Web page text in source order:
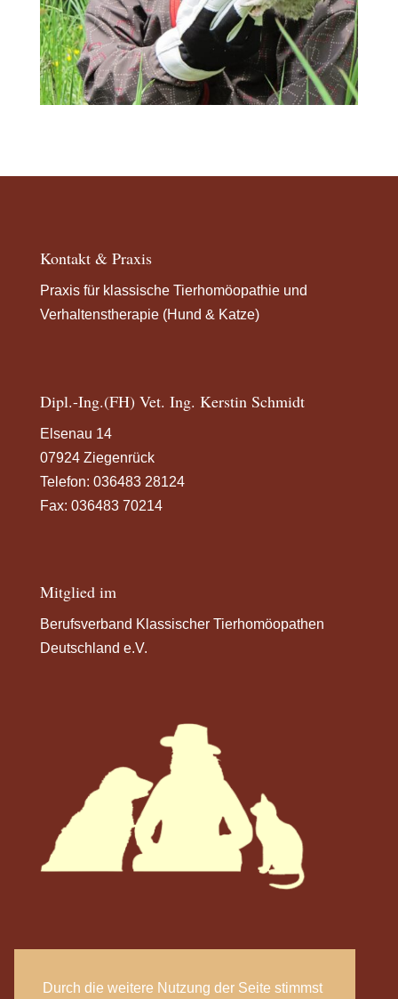
Durch die weitere Nutzung der Seite stimmst
Kontakt & Praxis
Praxis für klassische Tierhomöopathie und
Verhaltenstherapie (Hund & Katze)
Dipl.-Ing.(FH) Vet. Ing. Kerstin Schmidt
Elsenau 14
07924 Ziegenrück
Telefon: 036483 28124
Fax: 036483 70214
Mitglied im
Berufsverband Klassischer Tierhomöopathen
Deutschland e.V.